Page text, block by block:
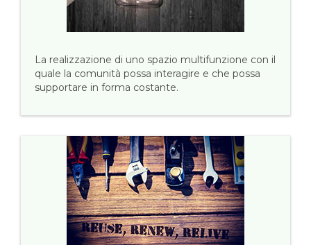
La realizzazione di uno spazio multifunzione con il
quale la comunità possa interagire e che possa
supportare in forma costante.